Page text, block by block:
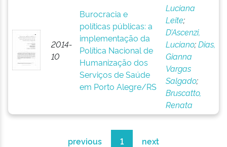
2014-
10
Burocracia e
políticas públicas: a
implementação da
Política Nacional de
Humanização dos
Serviços de Saúde
em Porto Alegre/RS
Luciana
Leite;
D’Ascenzi,
Luciano;Dias,
Gianna
Vargas
Salgado;
Bruscatto,
Renata
previous 1 next